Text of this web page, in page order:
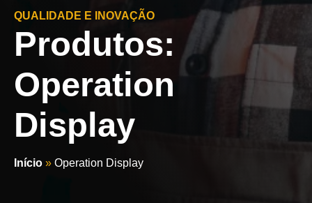
QUALIDADE E INOVAÇÃO
Produtos:
Operation
Display
Início » Operation Display